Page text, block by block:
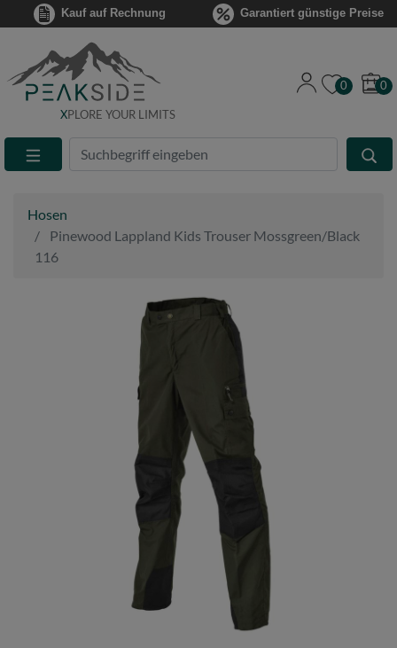
Kauf auf Rechnung Garantiert günstige Preise
XPLORE YOUR LIMITS
Suche
Eingabefeld
0 0
Hosen
Pinewood Lappland Kids Trouser Mossgreen/Black
116